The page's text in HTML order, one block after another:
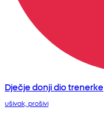
Dječje donji dio trenerke
ušivak, prošivi